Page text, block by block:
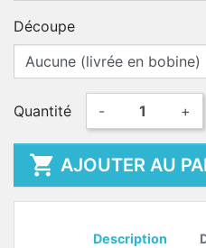
Découpe
Quantité - +
 AJOUTER AU
Description